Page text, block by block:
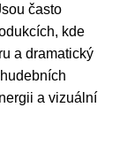
často
kde
a dramatický
a vizuální